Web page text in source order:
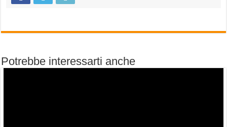
Potrebbe interessarti anche